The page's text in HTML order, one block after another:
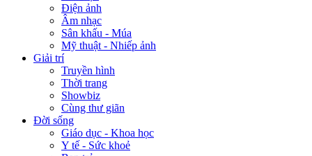
Điện ảnh
Âm nhạc
Sân khấu - Múa
Mỹ thuật - Nhiếp ảnh
Giải trí
Truyền hình
Thời trang
Showbiz
Cùng thư giãn
Đời sống
Giáo dục - Khoa học
Y tế - Sức khoẻ